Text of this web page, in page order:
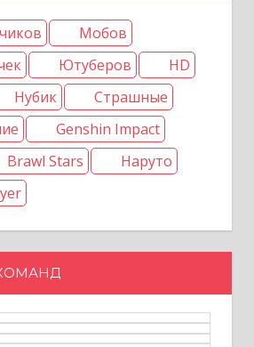
Мобов
Ютуберов
HD
Нубик
Страшные
Genshin Impact
Brawl Stars
Наруто